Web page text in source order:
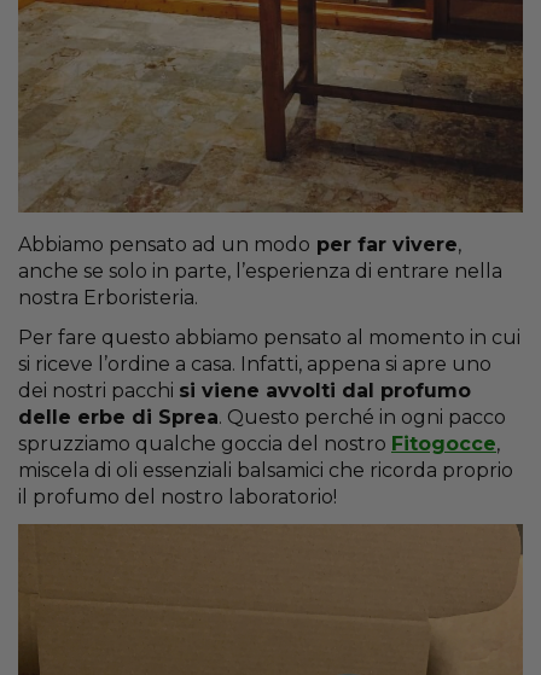
Abbiamo pensato ad un modo per far vivere,
anche se solo in parte, l’esperienza di entrare nella
nostra Erboristeria.
Per fare questo abbiamo pensato al momento in cui
si riceve l’ordine a casa. Infatti, appena si apre uno
dei nostri pacchi si viene avvolti dal profumo
delle erbe di Sprea. Questo perché in ogni pacco
spruzziamo qualche goccia del nostro Fitogocce,
miscela di oli essenziali balsamici che ricorda proprio
il profumo del nostro laboratorio!